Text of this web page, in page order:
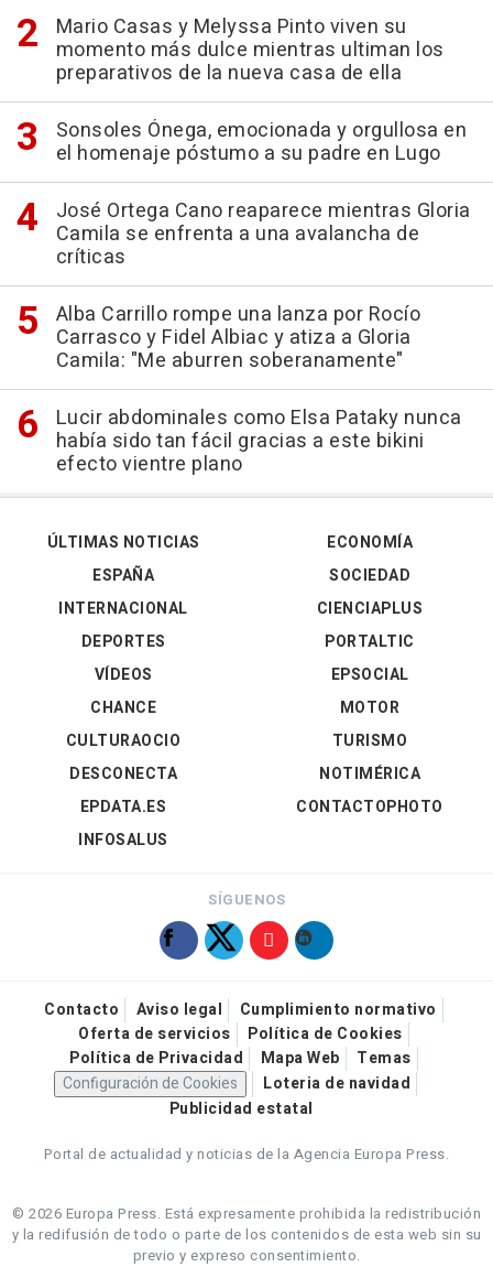
Mario Casas y Melyssa Pinto viven su
momento más dulce mientras ultiman los
preparativos de la nueva casa de ella
Sonsoles Ónega, emocionada y orgullosa en
el homenaje póstumo a su padre en Lugo
José Ortega Cano reaparece mientras Gloria
Camila se enfrenta a una avalancha de
críticas
Alba Carrillo rompe una lanza por Rocío
Carrasco y Fidel Albiac y atiza a Gloria
Camila: "Me aburren soberanamente"
Lucir abdominales como Elsa Pataky nunca
había sido tan fácil gracias a este bikini
efecto vientre plano
ÚLTIMAS NOTICIAS
ESPAÑA
INTERNACIONAL
DEPORTES
VÍDEOS
ECONOMÍA
SOCIEDAD
CIENCIAPLUS
PORTALTIC
EPSOCIAL
CHANCE
CULTURAOCIO
DESCONECTA
EPDATA.ES
INFOSALUS
MOTOR
TURISMO
NOTIMÉRICA
CONTACTOPHOTO
SÍGUENOS
Contacto Aviso legal
Cumplimiento normativo
Oferta de servicios
Política de Cookies
Política de Privacidad
Mapa Web
Temas
Configuración de Cookies
Loteria de navidad
Publicidad estatal
Portal de actualidad y noticias de la Agencia Europa Press.
© 2026 Europa Press. Está expresamente prohibida la redistribución
y la redifusión de todo o parte de los contenidos de esta web sin su
previo y expreso consentimiento.